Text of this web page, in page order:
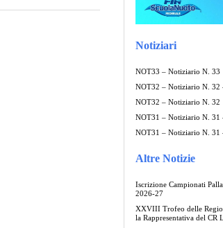
Notiziari
NOT33 – Notiziario N. 33
NOT32 – Notiziario N. 32
NOT32 – Notiziario N. 32
NOT31 – Notiziario N. 31
NOT31 – Notiziario N. 31
Altre Notizie
Iscrizione Campionati
2026-27
XXVIII Trofeo delle
la Rappresentativa del CR